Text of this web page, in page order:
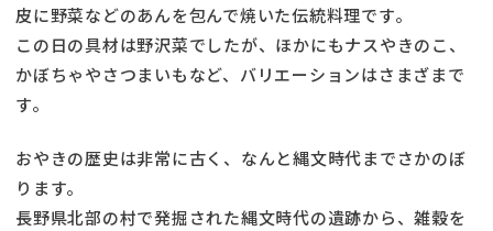
皮に野菜などのあんを包んで焼いた伝統料理です。
この日の具材は野沢菜でしたが、ほかにもナスやきのこ、
かぼちゃやさつまいもなど、バリエーションはさまざまで
す。
おやきの歴史は非常に古く、なんと縄文時代までさかのぼ
ります。
長野県北部の村で発掘された縄文時代の遺跡から、雑穀を